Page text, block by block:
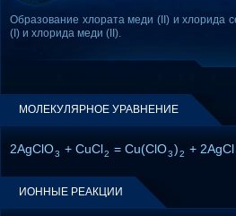
Образование хлората меди (II) и хлорида
(I) и хлорида меди (II).
МОЛЕКУЛЯРНОЕ УРАВНЕНИЕ
2AgClO3 + CuCl2 = Cu(ClO3)2 +
ИОННЫЕ РЕАКЦИИ